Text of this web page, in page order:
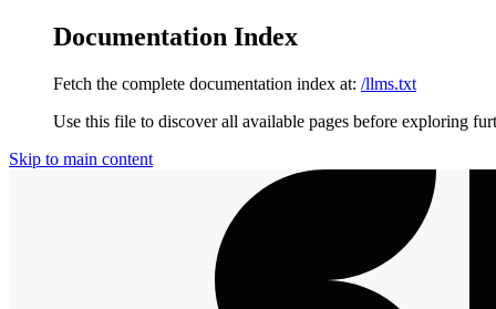
Documentation Index
Fetch the complete documentation index at: /llms.txt
Use this file to discover all available pages before exploring
Skip to main content